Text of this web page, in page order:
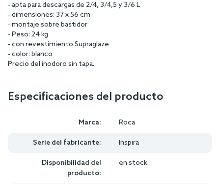
- apta para descargas de 2/4, 3/4,5 y 3/6 L
- dimensiones: 37 x 56 cm
- montaje sobre bastidor
- Peso: 24 kg
- con revestimiento Supraglaze
- color: blanco
Precio del inodoro sin tapa.
Especificaciones del producto
Marca: Roca
Serie del fabricante: Inspira
Disponibilidad del
producto:
en stock